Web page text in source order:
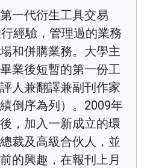
一代衍生工具交易
經驗，管理過的業務
和併購業務。大學主
業後短暫的第一份工
人兼翻譯兼副刊作家
倒序為列）。2009年
，加入一新成立的環
裁及高級合伙人，並
的興趣，在報刊上月